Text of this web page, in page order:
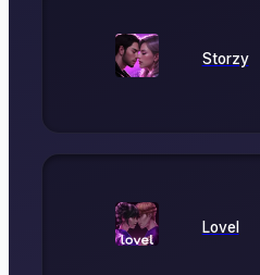
Storzy
Lovel